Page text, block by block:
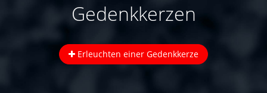
Gedenkkerzen
Erleuchten einer Gedenkkerze